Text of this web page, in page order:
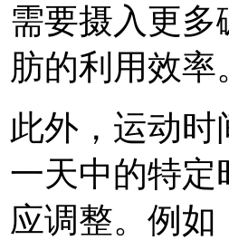
需要摄入更
肪的利用效率
此外，运动
一天中的特定
应调整。例